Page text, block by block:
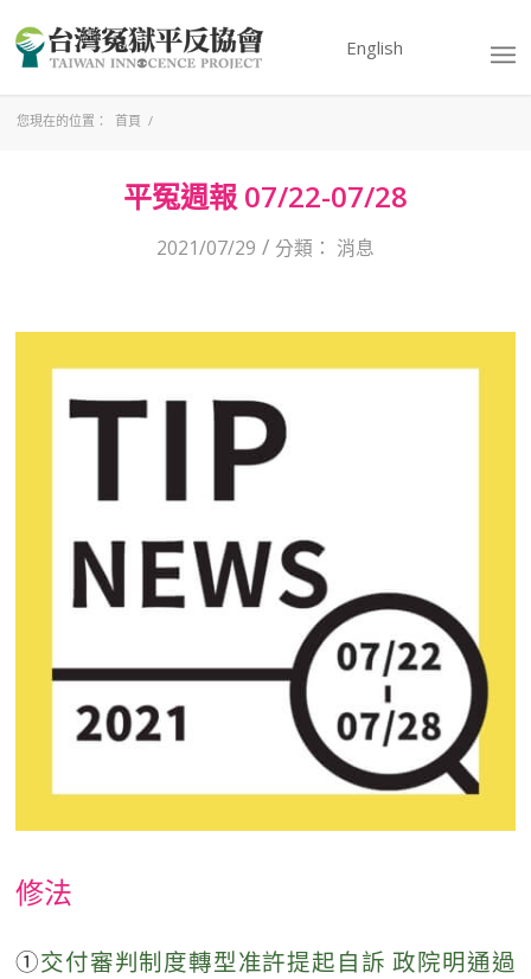
English
您現在的位置： 首頁 /
平冤週報 07/22-07/28
2021/07/29 / 分類： 消息
修法
①交付審判制度轉型准許提起自訴 政院明通過